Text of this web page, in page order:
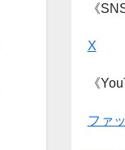
《
X
《
ファ